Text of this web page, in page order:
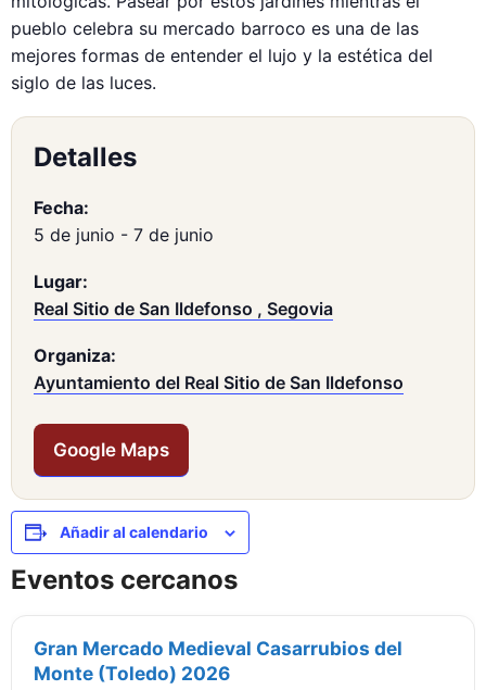
pueblo celebra su mercado barroco es una de las
mejores formas de entender el lujo y la estética del
siglo de las luces.
Detalles
Fecha:
5 de junio - 7 de junio
Lugar:
Real Sitio de San Ildefonso , Segovia
Organiza:
Ayuntamiento del Real Sitio de San Ildefonso
Google Maps
Añadir al calendario
Eventos cercanos
Gran Mercado Medieval Casarrubios del
Monte (Toledo) 2026